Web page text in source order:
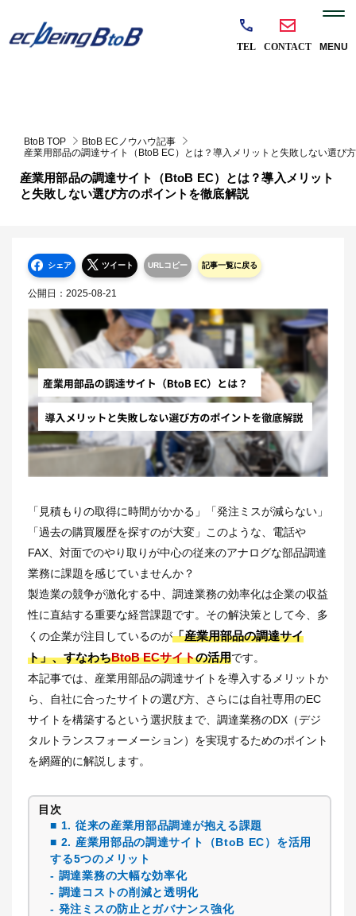
BtoB TOP
BtoB ECノウハウ記事
産業用部品の調達サイト（BtoB EC）とは？導入メリットと失敗しない選び
産業用部品の調達サイト（BtoB EC）とは？導入メリット
と失敗しない選び方のポイントを徹底解説
シェア ツイート URLコピー 記事一覧に戻る
公開日： 2025-08-21
「見積もりの取得に時間がかかる」「発注ミスが減らない」
「過去の購買履歴を探すのが大変」このような、電話や
FAX、対面でのやり取りが中心の従来のアナログな部品調達
業務に課題を感じていませんか？
製造業の競争が激化する中、調達業務の効率化は企業の収益
性に直結する重要な経営課題です。その解決策として今、多
くの企業が注目しているのが「産業用部品の調達サイ
ト」、すなわちBtoB ECサイトの活用です。
本記事では、産業用部品の調達サイトを導入するメリットか
ら、自社に合ったサイトの選び方、さらには自社専用のEC
サイトを構築するという選択肢まで、調達業務のDX（デジ
タルトランスフォーメーション）を実現するためのポイント
を網羅的に解説します。
目次
■ 1. 従来の産業用部品調達が抱える課題
■ 2. 産業用部品の調達サイト（BtoB EC）を活用
する5つのメリット
- 調達業務の大幅な効率化
- 調達コストの削減と透明化
- 発注ミスの防止とガバナンス強化